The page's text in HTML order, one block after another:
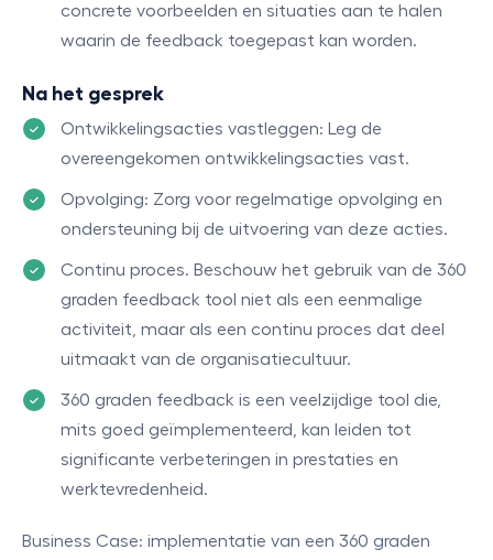
concrete voorbeelden en situaties aan te halen
waarin de feedback toegepast kan worden.
Na het gesprek
Ontwikkelingsacties vastleggen: Leg de
overeengekomen ontwikkelingsacties vast.
Opvolging: Zorg voor regelmatige opvolging en
ondersteuning bij de uitvoering van deze acties.
Continu proces. Beschouw het gebruik van de 360
graden feedback tool niet als een eenmalige
activiteit, maar als een continu proces dat deel
uitmaakt van de organisatiecultuur.
360 graden feedback is een veelzijdige tool die,
mits goed geïmplementeerd, kan leiden tot
significante verbeteringen in prestaties en
werktevredenheid.
Business Case: implementatie van een 360 graden